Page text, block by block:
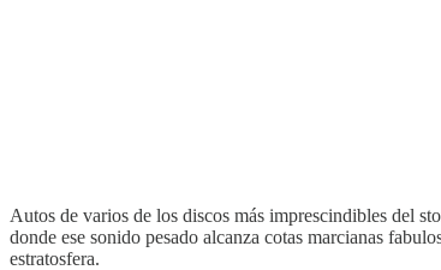
Autos de varios de los discos más imprescindibles del
donde ese sonido pesado alcanza cotas marcianas
estratosfera.